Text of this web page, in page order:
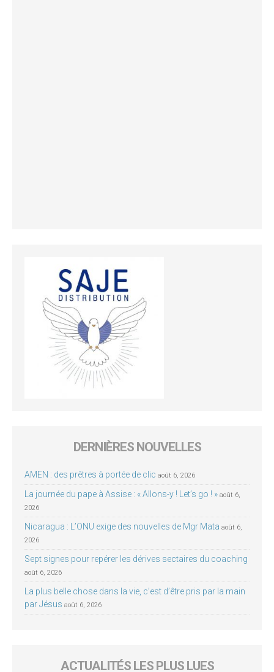
DERNIÈRES NOUVELLES
AMEN : des prêtres à portée de clic août 6, 2026
La journée du pape à Assise : « Allons-y ! Let’s go ! » août 6,
2026
Nicaragua : L’ONU exige des nouvelles de Mgr Mata août 6,
2026
Sept signes pour repérer les dérives sectaires du coaching
août 6, 2026
La plus belle chose dans la vie, c’est d’être pris par la main
par Jésus août 6, 2026
ACTUALITÉS LES PLUS LUES